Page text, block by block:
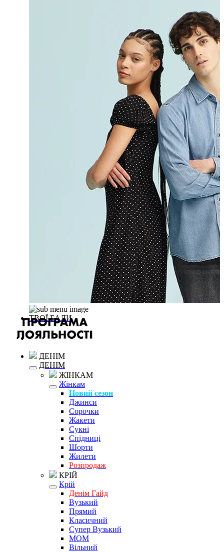
ТВОЇ БАЛИ
ДЕНІМ
ДЕНІМ
ЖІНКАМ
Жінкам
Новий сезон
Джинси
Сорочки
Жакети
Сукні
Спідниці
Шорти
Жилети
Розпродаж
КРІЙ
Крій
Денім Гайд
Вузький
Прямий
Класичний
Супер Вузький
MOM
Вільний